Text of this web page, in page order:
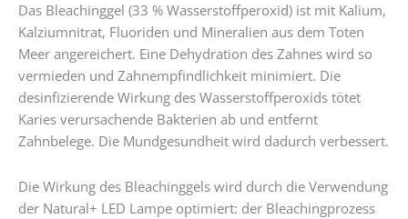
Das Bleachinggel (33 % Wasserstoffperoxid) ist mit Kalium,
Kalziumnitrat, Fluoriden und Mineralien aus dem Toten
Meer angereichert. Eine Dehydration des Zahnes wird so
vermieden und Zahnempfindlichkeit minimiert. Die
desinfizierende Wirkung des Wasserstoffperoxids tötet
Karies verursachende Bakterien ab und entfernt
Zahnbelege. Die Mundgesundheit wird dadurch verbessert.
Die Wirkung des Bleachinggels wird durch die Verwendung
der Natural+ LED Lampe optimiert: der Bleachingprozess